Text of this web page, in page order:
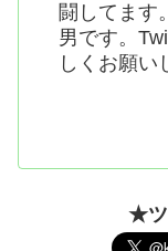
闘してます
男です。
しくお願い
★ツ